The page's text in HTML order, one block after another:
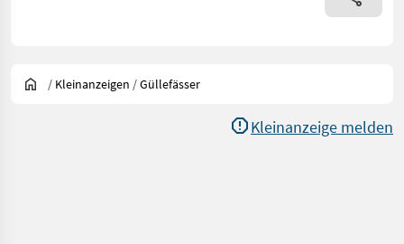
/ Kleinanzeigen /Güllefässer
Kleinanzeige melden